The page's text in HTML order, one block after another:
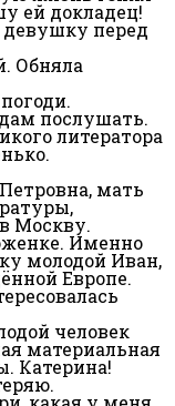
ей докладец!
перед
Обняла
послушать.
литератора
мать
Москву.
Именно
молодой Иван,
Европе.
человек
материальная
Катерина!